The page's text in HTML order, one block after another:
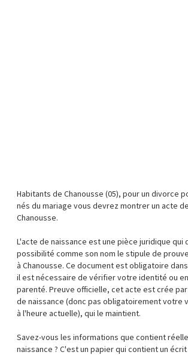
Habitants de Chanousse (05), pour un divorce
nés du mariage vous devrez montrer un acte
Chanousse.
L'acte de naissance est une pièce juridique qui
possibilité comme son nom le stipule de
à Chanousse. Ce document est obligatoire
il est nécessaire de vérifier votre identité ou
parenté. Preuve officielle, cet acte est crée par
de naissance (donc pas obligatoirement votre
à l'heure actuelle), qui le maintient.
Savez-vous les informations que contient
naissance ? C'est un papier qui contient un